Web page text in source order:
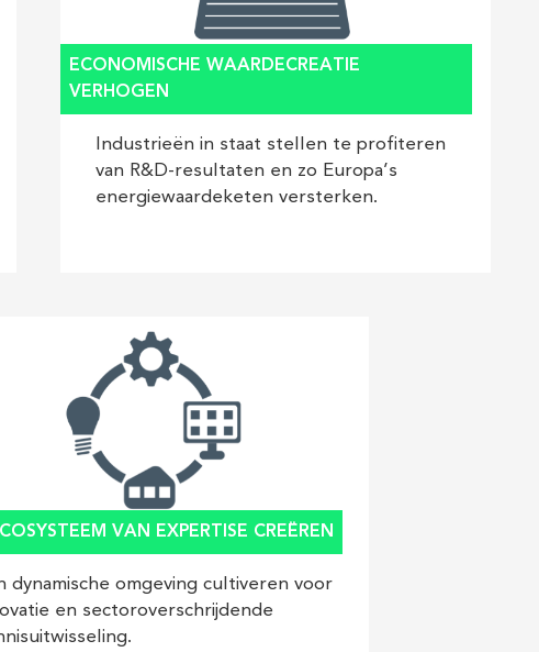
ECONOMISCHE WAARDECREATIE
VERHOGEN
Industrieën in staat stellen te profiteren
van R&D-resultaten en zo Europa’s
energiewaardeketen versterken.
VAN EXPERTISE CREËREN
dynamische omgeving cultiveren voor
en sectoroverschrijdende